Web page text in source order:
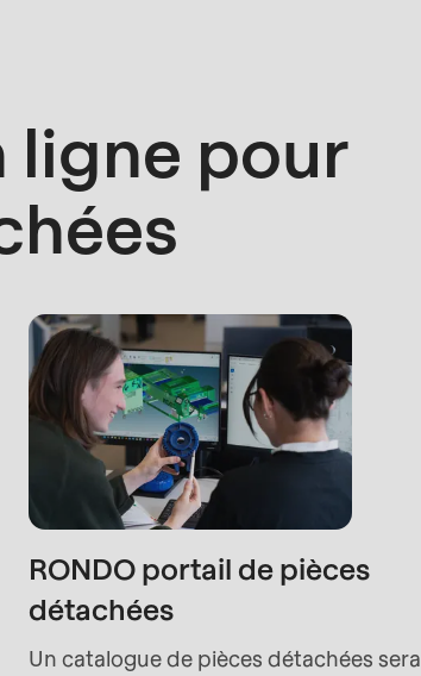
).
ligne pour
RONDO portail de pièces
détachées
Un catalogue de pièces détachées sera